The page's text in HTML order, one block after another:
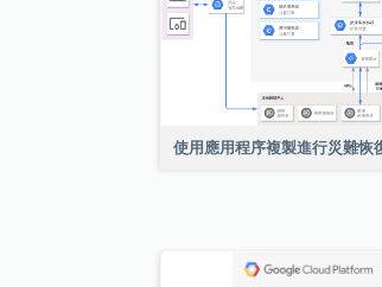
使用應用程序複製進行災難恢